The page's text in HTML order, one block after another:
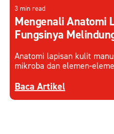
3 min read
Mengenali Anatomi
Fungsinya
Anatomi lapisan kulit
mikroba dan elemen-
dan menjaganya.
Discover more about
Baca Artikel